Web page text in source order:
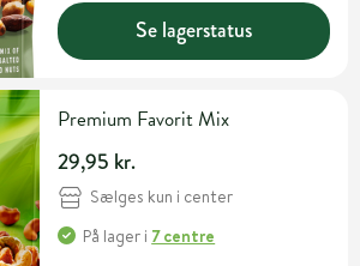
Se lagerstatus
Premium Favorit Mix
29,95 kr.
Sælges kun i center
På lager i 7 centre